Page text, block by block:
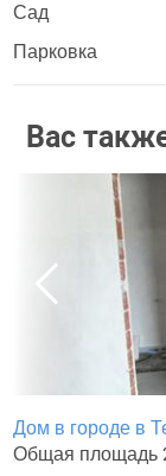
Сад
Парковка
Вас
Дом в городе в
Общая площадь